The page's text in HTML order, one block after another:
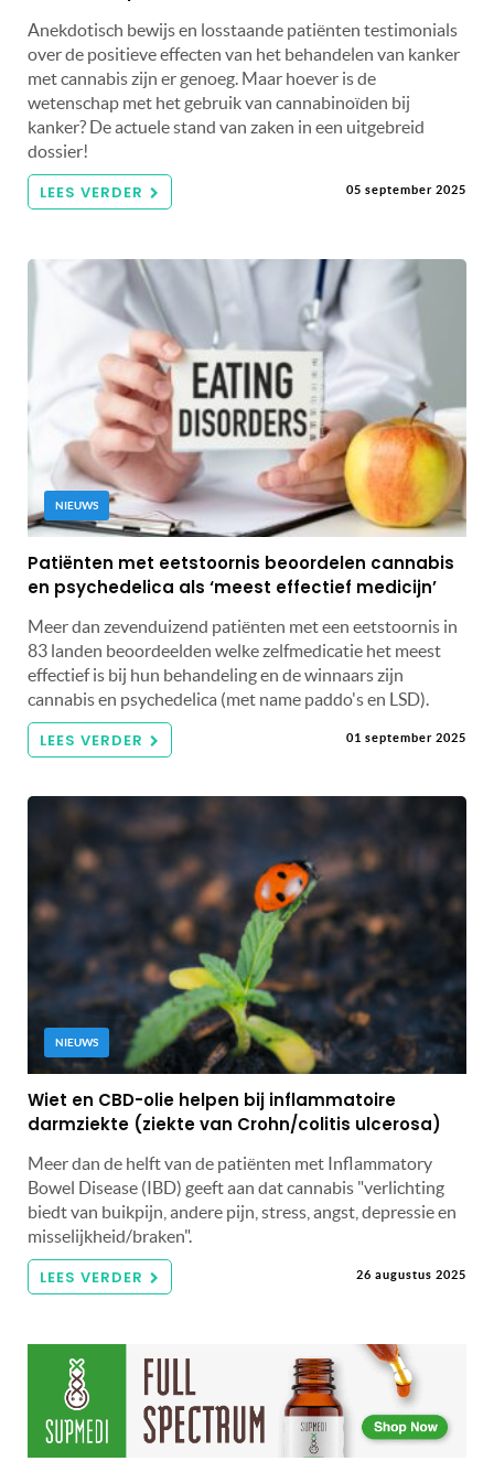
Anekdotisch bewijs en losstaande patiënten testimonials
over de positieve effecten van het behandelen van kanker
met cannabis zijn er genoeg. Maar hoever is de
wetenschap met het gebruik van cannabinoïden bij
kanker? De actuele stand van zaken in een uitgebreid
dossier!
LEES VERDER 05 september 2025
NIEUWS
Patiënten met eetstoornis beoordelen cannabis
en psychedelica als ‘meest effectief medicijn’
Meer dan zevenduizend patiënten met een eetstoornis in
83 landen beoordeelden welke zelfmedicatie het meest
effectief is bij hun behandeling en de winnaars zijn
cannabis en psychedelica (met name paddo's en LSD).
LEES VERDER 01 september 2025
NIEUWS
Wiet en CBD-olie helpen bij inflammatoire
darmziekte (ziekte van Crohn/colitis ulcerosa)
Meer dan de helft van de patiënten met Inflammatory
Bowel Disease (IBD) geeft aan dat cannabis "verlichting
biedt van buikpijn, andere pijn, stress, angst, depressie en
misselijkheid/braken".
LEES VERDER 26 augustus 2025